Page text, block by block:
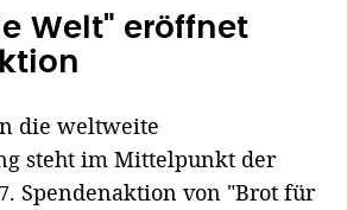
Welt" eröffnet
die weltweite
steht im Mittelpunkt der
Spendenaktion von "Brot für